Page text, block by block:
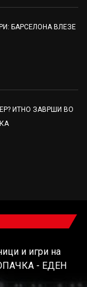
БАРСЕЛОНА ВЛЕЗЕ
ИТНО ЗАВРШИ ВО
и игри на
- ЕДЕН